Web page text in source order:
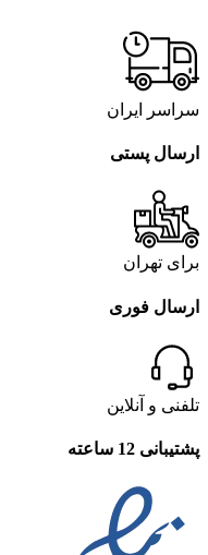
سراسر ایران
ارسال پستی
برای تهران
ارسال فوری
تلفنی و آنلاین
پشتیبانی 12 ساعته